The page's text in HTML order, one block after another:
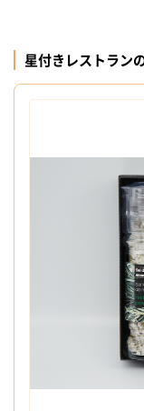
星付きレストラン